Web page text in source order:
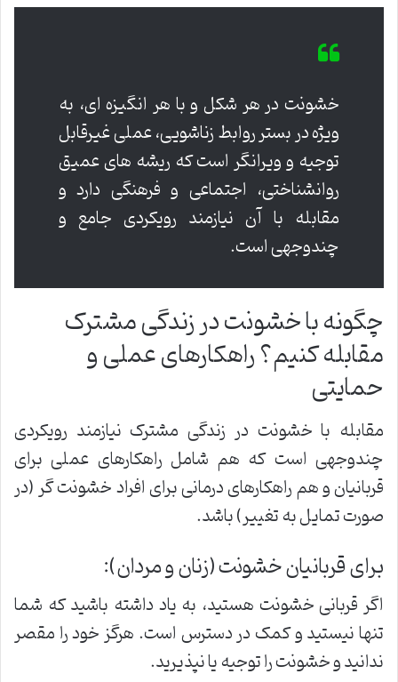
خشونت در هر شکل و با هر انگیزه ای، به
ویژه در بستر روابط زناشویی، عملی غیرقابل
توجیه و ویرانگر است که ریشه های عمیق
روانشناختی، اجتماعی و فرهنگی دارد و
مقابله با آن نیازمند رویکردی جامع و
چندوجهی است.
چگونه با خشونت در زندگی مشترک
مقابله کنیم؟ راهکارهای عملی و
حمایتی
مقابله با خشونت در زندگی مشترک نیازمند رویکردی
چندوجهی است که هم شامل راهکارهای عملی برای
قربانیان و هم راهکارهای درمانی برای افراد خشونت گر (در
صورت تمایل به تغییر) باشد.
برای قربانیان خشونت (زنان و مردان):
اگر قربانی خشونت هستید، به یاد داشته باشید که شما
تنها نیستید و کمک در دسترس است. هرگز خود را مقصر
ندانید و خشونت را توجیه یا نپذیرید.